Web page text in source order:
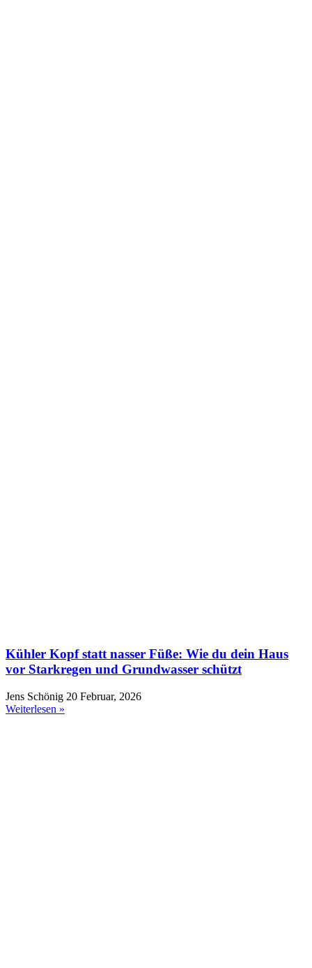
Kühler Kopf statt nasser Füße: Wie du dein Haus
vor Starkregen und Grundwasser schützt
Jens Schönig 20 Februar, 2026
Weiterlesen »